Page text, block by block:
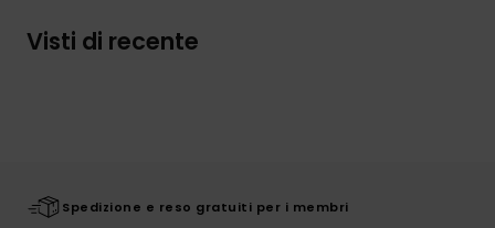
Visti di recente
Spedizione e reso gratuiti per i membri